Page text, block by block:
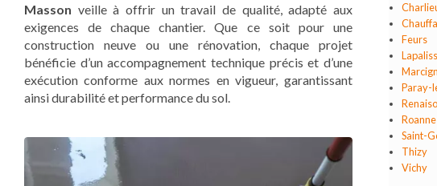
Masson veille à offrir un travail de qualité, adapté aux
exigences de chaque chantier. Que ce soit pour une
construction neuve ou une rénovation, chaque projet
bénéficie d’un accompagnement technique précis et d’une
exécution conforme aux normes en vigueur, garantissant
ainsi durabilité et performance du sol.
Feurs
Paray-
Roanne
Saint-
Thizy
Vichy